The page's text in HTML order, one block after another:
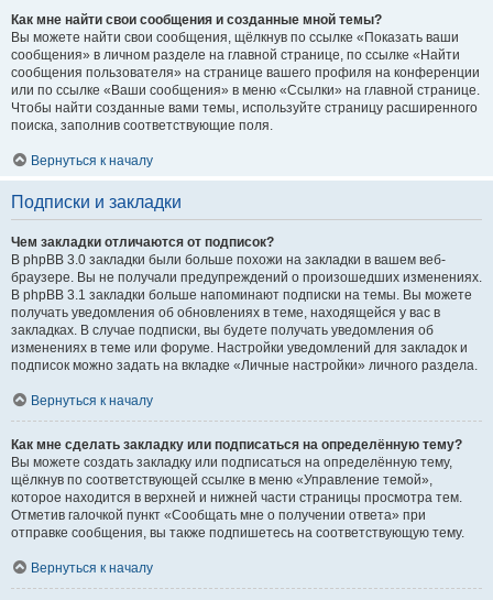
Как мне найти свои сообщения и созданные мной темы?
Вы можете найти свои сообщения, щёлкнув по ссылке «Показать ваши
сообщения» в личном разделе на главной странице, по ссылке «Найти
сообщения пользователя» на странице вашего профиля на конференции
или по ссылке «Ваши сообщения» в меню «Ссылки» на главной странице.
Чтобы найти созданные вами темы, используйте страницу расширенного
поиска, заполнив соответствующие поля.
Вернуться к началу
Подписки и закладки
Чем закладки отличаются от подписок?
В phpBB 3.0 закладки были больше похожи на закладки в вашем веб-
браузере. Вы не получали предупреждений о произошедших изменениях.
В phpBB 3.1 закладки больше напоминают подписки на темы. Вы можете
получать уведомления об обновлениях в теме, находящейся у вас в
закладках. В случае подписки, вы будете получать уведомления об
изменениях в теме или форуме. Настройки уведомлений для закладок и
подписок можно задать на вкладке «Личные настройки» личного раздела.
Вернуться к началу
Как мне сделать закладку или подписаться на определённую тему?
Вы можете создать закладку или подписаться на определённую тему,
щёлкнув по соответствующей ссылке в меню «Управление темой»,
которое находится в верхней и нижней части страницы просмотра тем.
Отметив галочкой пункт «Сообщать мне о получении ответа» при
отправке сообщения, вы также подпишетесь на соответствующую тему.
Вернуться к началу